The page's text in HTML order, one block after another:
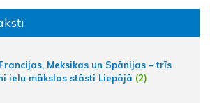
Meksikas un Spānijas – trīs
ielu mākslas stāsti Liepājā (2)